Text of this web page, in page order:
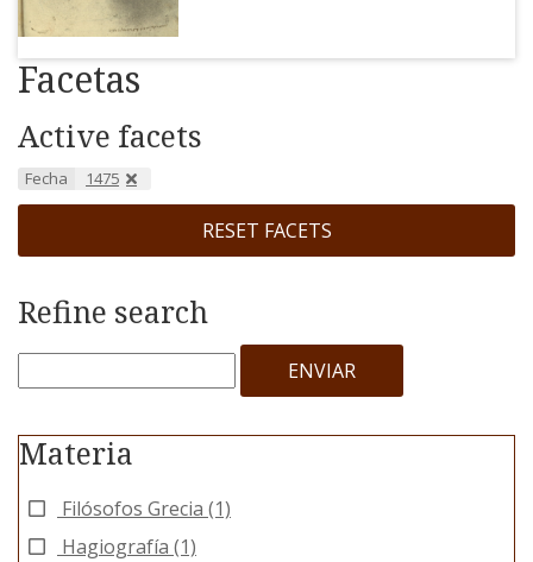
Facetas
Active facets
Fecha 1475
RESET FACETS
Refine search
ENVIAR
Materia
Filósofos Grecia (1)
Hagiografía (1)